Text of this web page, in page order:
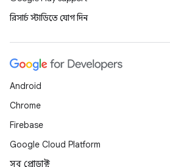
রিসার্চ স্টাডিতে যোগ দিন
Android
Chrome
Firebase
Google Cloud Platform
সব প্রোডাক্ট